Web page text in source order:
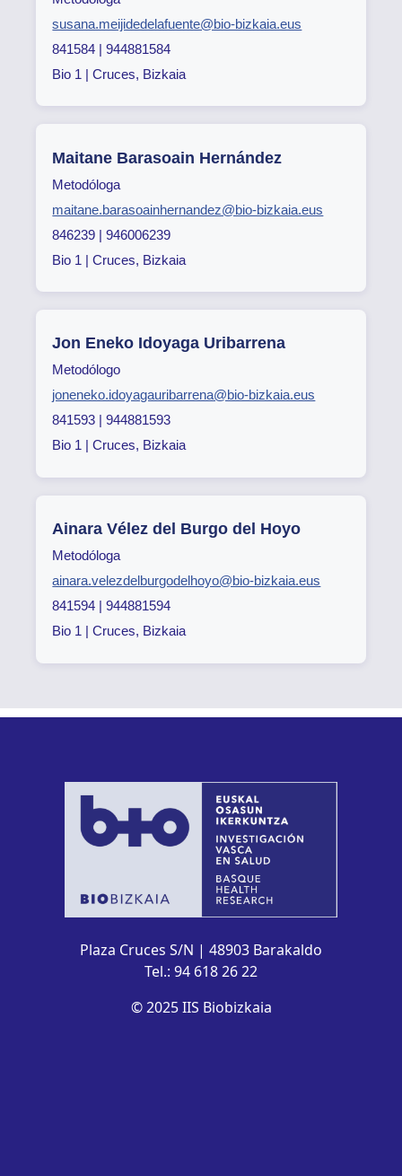
susana.meijidedelafuente@bio-bizkaia.eus
841584 | 944881584
Bio 1 | Cruces, Bizkaia
Maitane Barasoain Hernández
Metodóloga
maitane.barasoainhernandez@bio-bizkaia.eus
846239 | 946006239
Bio 1 | Cruces, Bizkaia
Jon Eneko Idoyaga Uribarrena
Metodólogo
joneneko.idoyagauribarrena@bio-bizkaia.eus
841593 | 944881593
Bio 1 | Cruces, Bizkaia
Ainara Vélez del Burgo del Hoyo
Metodóloga
ainara.velezdelburgodelhoyo@bio-bizkaia.eus
841594 | 944881594
Bio 1 | Cruces, Bizkaia
Plaza Cruces S/N | 48903 Barakaldo
Tel.: 94 618 26 22
© 2025 IIS Biobizkaia